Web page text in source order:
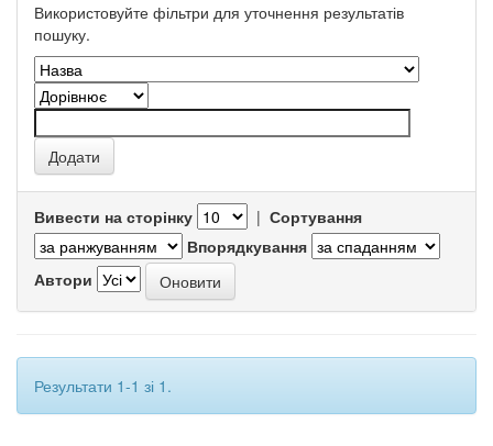
Використовуйте фільтри для уточнення результатів
пошуку.
Вивести на сторінку | Сортування
Впорядкування
Автори
Результати 1-1 зі 1.